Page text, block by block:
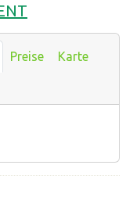
Preise Karte